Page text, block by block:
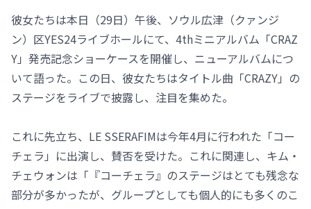
彼女たちは本日（29日）午後、ソウル広津（クァンジ
ン）区YES24ライブホールにて、4thミニアルバム「CRAZ
Y」発売記念ショーケースを開催し、ニューアルバムにつ
いて語った。この日、彼女たちはタイトル曲「CRAZY」の
ステージをライブで披露し、注目を集めた。
これに先立ち、LE SSERAFIMは今年4月に行われた「コー
チェラ」に出演し、賛否を受けた。これに関連し、キム・
チェウォンは「『コーチェラ』のステージはとても残念な
部分が多かったが、グループとしても個人的にも多くのこ